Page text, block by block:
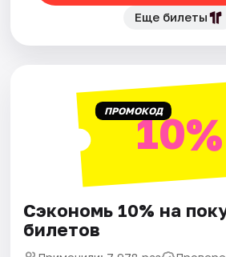
Еще билеты
ПРОМОКОД10%
Сэкономь 10% на
билетов